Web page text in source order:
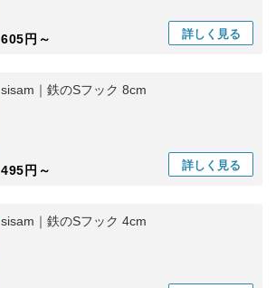
605円～ 詳しく 見る
sisam｜鉄のSフック 8cm
495円～ 詳しく 見る
sisam｜鉄のSフック 4cm